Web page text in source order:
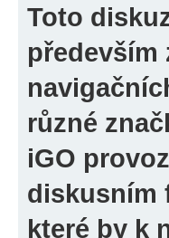
Toto
především
různé
iGO
diskusním
které by k